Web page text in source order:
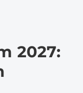
2027: